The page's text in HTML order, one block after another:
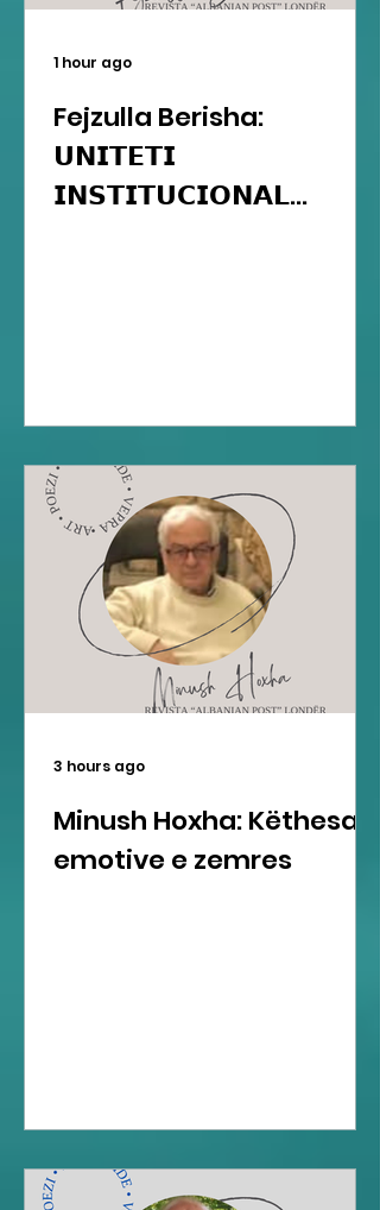
Fejzulla Berisha:
𝗨𝗡𝗜𝗧𝗘𝗧𝗜
𝗜𝗡𝗦𝗧𝗜𝗧𝗨𝗖𝗜𝗢𝗡𝗔𝗟...
1 hour ago
Minush Hoxha: Këthesa
emotive e zemres
3 hours ago